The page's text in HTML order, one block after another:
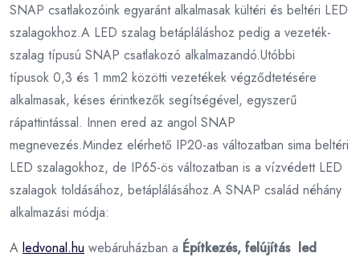
SNAP csatlakozóink egyaránt alkalmasak kültéri és beltéri LED
szalagokhoz.A LED szalag betápláláshoz pedig a vezeték-
szalag típusú SNAP csatlakozó alkalmazandó.Utóbbi
típusok 0,3 és 1 mm2 közötti vezetékek végződtetésére
alkalmasak, késes érintkezők segítségével, egyszerű
rápattintással. Innen ered az angol SNAP
megnevezés.Mindez elérhető IP20-as változatban sima beltéri
LED szalagokhoz, de IP65-ös változatban is a vízvédett LED
szalagok toldásához, betáplálásához.A SNAP család néhány
alkalmazási módja:
A ledvonal.hu webáruházban a Építkezés, felújítás led